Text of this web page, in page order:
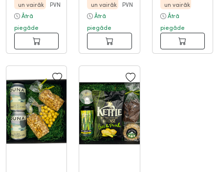
un vairāk
PVN
Ātrā
piegāde
un vairāk
PVN
Ātrā
piegāde
un vairāk
Ātrā
piegāde